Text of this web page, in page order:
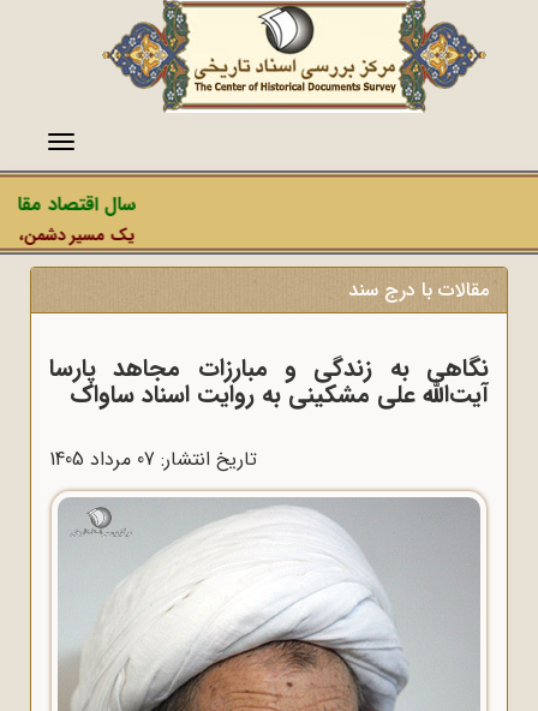
منو
سال اقتصاد
یک مسیر دشمن،
مقالات با درج سند
نگاهی به زندگی و مبارزات مجاهد پارسا
آیت‌الله علی مشکینی به روایت اسناد ساواک
تاریخ انتشار: 07 مرداد 1405